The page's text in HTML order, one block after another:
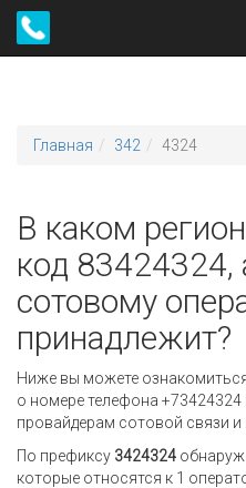
Главная 342 4324
В каком
код 83424324,
сотовому
принадлежит?
Ниже вы можете
о номере телефона
провайдерам сотовой связи и
По префиксу 3424324
которые относятся к 1